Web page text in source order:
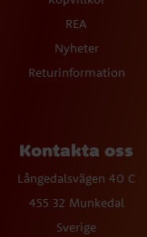
REA
Nyheter
Returinformation
Kontakta oss
Långedalsvägen 40 C
455 32 Munkedal
Sverige